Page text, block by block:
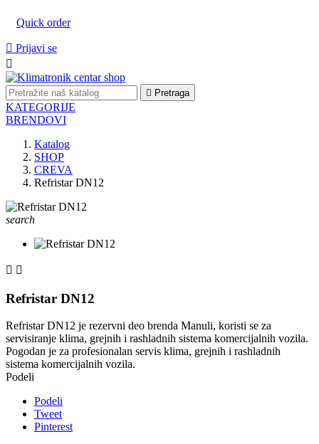
Quick order
 Prijavi se

 Pretraga
KATEGORIJE
BRENDOVI
Katalog
SHOP
CREVA
Refristar DN12
search
 
Refristar DN12
Refristar DN12 je rezervni deo brenda Manuli, koristi se za
servisiranje klima, grejnih i rashladnih sistema komercijalnih vozila.
Pogodan je za profesionalan servis klima, grejnih i rashladnih
sistema komercijalnih vozila.
Podeli
Podeli
Tweet
Pinterest